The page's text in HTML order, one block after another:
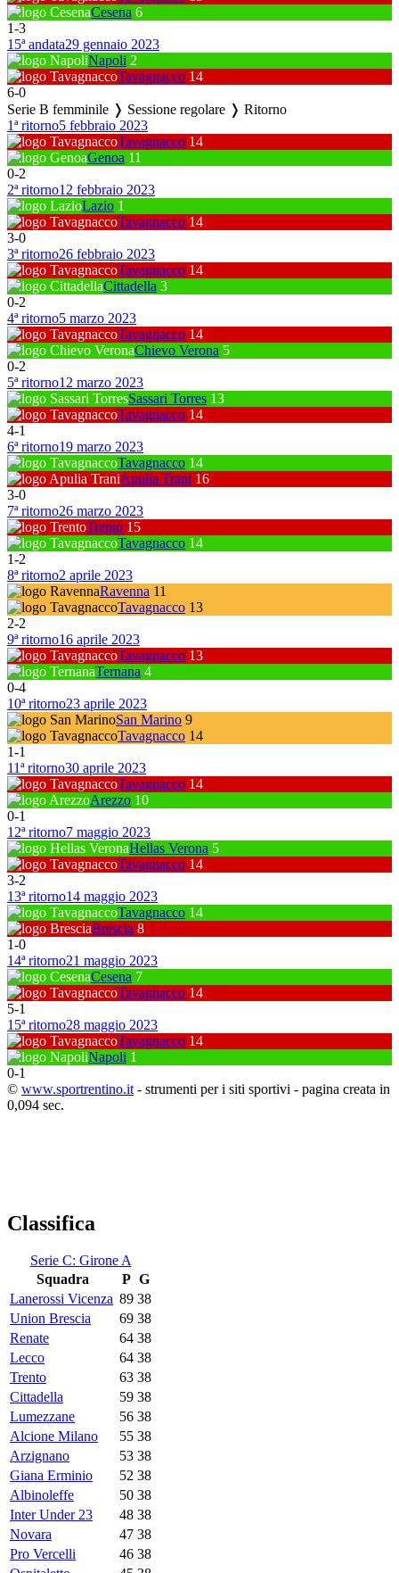
Cesena 6
1-3
15ª andata29 gennaio 2023
Napoli 2
Tavagnacco 14
6-0
Serie B femminile ❭ Sessione regolare ❭ Ritorno
1ª ritorno5 febbraio 2023
Tavagnacco 14
Genoa 11
0-2
2ª ritorno12 febbraio 2023
Lazio 1
Tavagnacco 14
3-0
3ª ritorno26 febbraio 2023
Tavagnacco 14
Cittadella 3
0-2
4ª ritorno5 marzo 2023
Tavagnacco 14
Chievo Verona 5
0-2
5ª ritorno12 marzo 2023
Sassari Torres 13
Tavagnacco 14
4-1
6ª ritorno19 marzo 2023
Tavagnacco 14
Apulia Trani 16
3-0
7ª ritorno26 marzo 2023
Trento 15
Tavagnacco 14
1-2
8ª ritorno2 aprile 2023
Ravenna 11
Tavagnacco 13
2-2
9ª ritorno16 aprile 2023
Tavagnacco 13
Ternana 4
0-4
10ª ritorno23 aprile 2023
San Marino 9
Tavagnacco 14
1-1
11ª ritorno30 aprile 2023
Tavagnacco 14
Arezzo 10
0-1
12ª ritorno7 maggio 2023
Hellas Verona 5
Tavagnacco 14
3-2
13ª ritorno14 maggio 2023
Tavagnacco 14
Brescia 8
1-0
14ª ritorno21 maggio 2023
Cesena 7
Tavagnacco 14
5-1
15ª ritorno28 maggio 2023
Tavagnacco 14
Napoli 1
0-1
© www.sportrentino.it - strumenti per i siti sportivi - pagina creata in
0,094 sec.
Classifica
Serie C: Girone A
Squadra
P G
Lanerossi Vicenza 89 38
Union Brescia
69 38
Renate
64 38
Lecco
64 38
Trento
63 38
Cittadella
59 38
Lumezzane
56 38
Alcione Milano
55 38
Arzignano
53 38
Giana Erminio
52 38
Albinoleffe
50 38
Inter Under 23
48 38
Novara
47 38
Pro Vercelli
46 38